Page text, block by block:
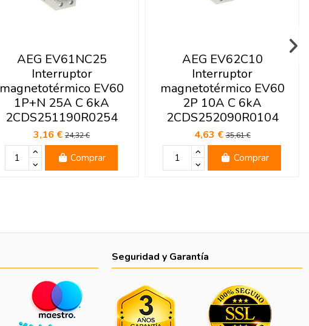
AEG EV61NC25
Interruptor
magnetotérmico EV60
1P+N 25A C 6kA
2CDS251190R0254
3,16 €24,32 €
Comprar
AEG EV62C10
Interruptor
magnetotérmico EV60
2P 10A C 6kA
2CDS252090R0104
4,63 €35,61 €
Comprar
Seguridad y Garantía